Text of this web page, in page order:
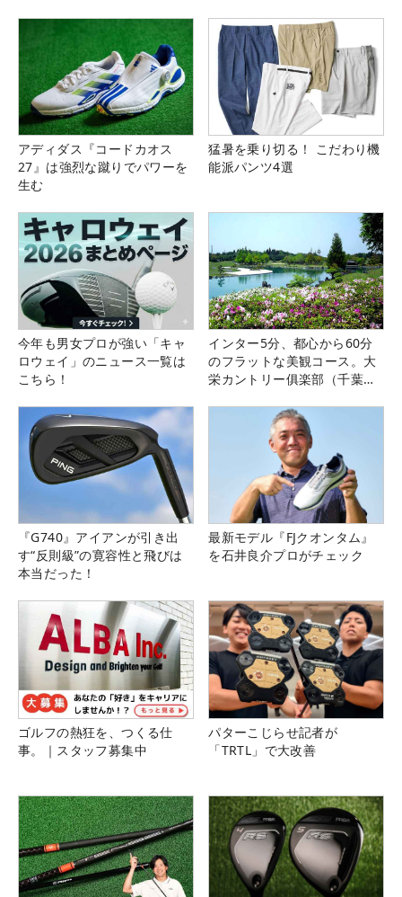
アディダス『コードカオス
27』は強烈な蹴りでパワーを
生む
猛暑を乗り切る！ こだわり機
能派パンツ4選
今年も男女プロが強い「キャ
ロウェイ」のニュース一覧は
こちら！
インター5分、都心から60分
のフラットな美観コース。大
栄カントリー俱楽部（千葉
『G740』アイアンが引き出
す“反則級”の寛容性と飛びは
本当だった！
最新モデル『FJクオンタム』
を石井良介プロがチェック
ゴルフの熱狂を、つくる仕
事。｜スタッフ募集中
パターこじらせ記者が
「TRTL」で大改善